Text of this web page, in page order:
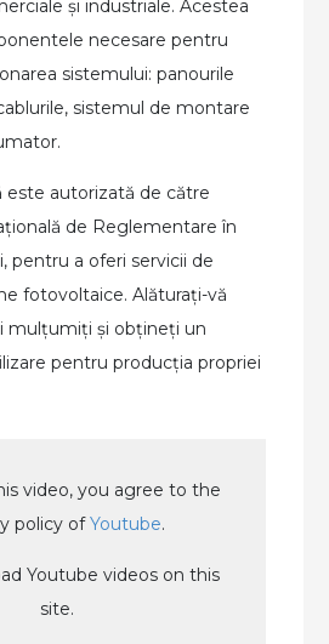
și industriale. Acestea
necesare pentru
sistemului: panourile
sistemul de montare
este autorizată de către
de Reglementare în
pentru a oferi servicii de
fotovoltaice. Alăturați-vă
mulțumiți și obțineți un
pentru producția propriei
video, you agree to the
policy ofYoutube.
Youtube videos on this
site.